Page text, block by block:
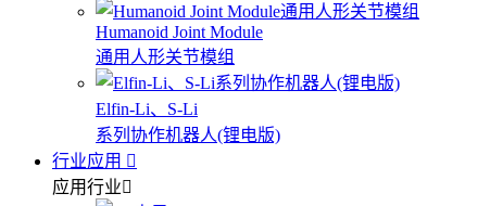
Humanoid Joint Module
通用人形关节模组
Elfin-Li、S-Li
系列协作机器人(锂电版)
行业应用
应用行业